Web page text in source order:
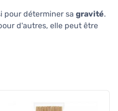
pour déterminer sa gravité.
d'autres, elle peut être